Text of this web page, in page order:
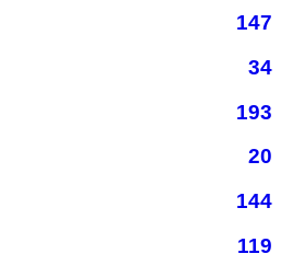
147
34
193
20
144
119